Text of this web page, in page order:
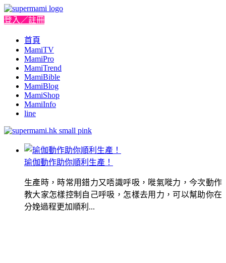
登入／註冊
首頁
MamiTV
MamiPro
MamiTrend
MamiBible
MamiBlog
MamiShop
MamiInfo
line
瑜伽動作助你順利生產！
生產時，時常用錯力又唔識呼吸，嘥氣嘥力，今次動作
教大家怎樣控制自己呼吸，怎樣去用力，可以幫助你在
分娩過程更加順利...